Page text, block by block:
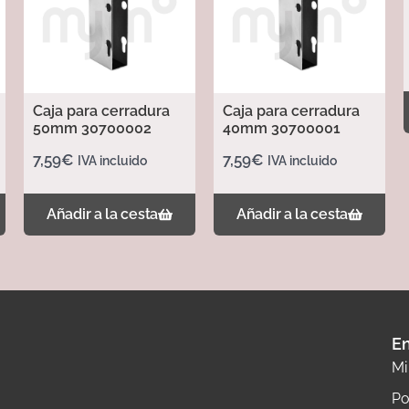
Caja para cerradura
50mm 30700002
7,59€ IVA incluido
Añadir a la cesta
Caja para cerradura
40mm 30700001
7,59€ IVA incluido
Añadir a la cesta